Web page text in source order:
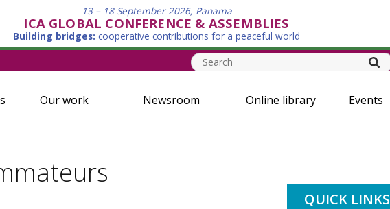
13 – 18 September 2026, Panama
ICA GLOBAL CONFERENCE & ASSEMBLIES
Building bridges: cooperative contributions for a peaceful world
Our work Newsroom Online library Events
QUICK LINKS